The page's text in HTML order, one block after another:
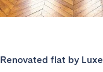
Renovated flat by